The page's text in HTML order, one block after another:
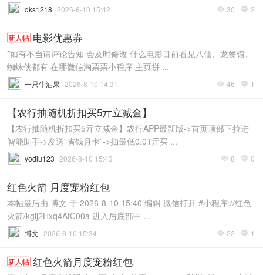
 30  2
dks1218 2026-8-10 15:42
新人帖 电影优惠券
*如有不当请评论告知 会及时修改 什么电影目前看见八仙、龙餐馆、
蜘蛛侠都有 在哪微信淘票票小程序 主页拼 ...
 46  1
一只牛油果 2026-8-10 14:31
【农行抽随机折扣买5亓立减金】
【农行抽随机折扣买5亓立减金】农行APP最新版->首页顶部下拉进
智能助手->发送“省钱月卡”->抽最低0.01亓买 ...
 8  0
yodiu123 2026-8-10 15:43
红色火箭 月度宠粉红包
本帖最后由 博文 于 2026-8-10 15:40 编辑 微信打开 #小程序://红色
火箭/kgij2Hxq4AfC00a 进入后底部中 ...
 22  1
博文 2026-8-10 15:34
新人帖 红色火箭月度宠粉红包